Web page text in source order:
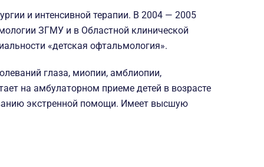
и интенсивной терапии. В 2004 — 2005
ЗГМУ и в Областной клинической
«детская офтальмология».
глаза, миопии, амблиопии,
на амбулаторном приеме детей в возрасте
экстренной помощи. Имеет высшую